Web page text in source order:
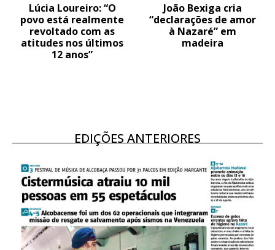
Lúcia Loureiro: “O
povo está realmente
revoltado com as
atitudes nos últimos
12 anos”
João Bexiga cria
“declarações de amor
à Nazaré” em
madeira
EDIÇÕES ANTERIORES